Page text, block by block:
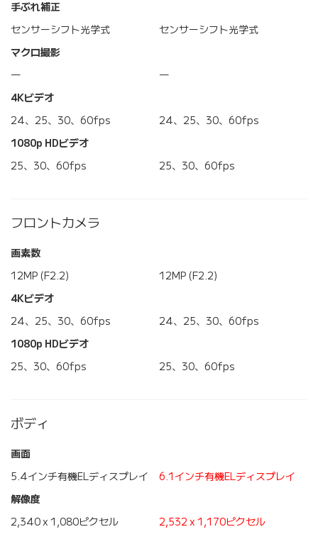
手ぶれ補正
センサーシフト光学式
センサーシフト光学式
マクロ撮影
―
―
4Kビデオ
24、25、30、60fps
24、25、30、60fps
1080p HDビデオ
25、30、60fps
25、30、60fps
フロントカメラ
画素数
12MP (F2.2)
12MP (F2.2)
4Kビデオ
24、25、30、60fps
24、25、30、60fps
1080p HDビデオ
25、30、60fps
25、30、60fps
ボディ
画面
5.4インチ有機ELディスプレイ
6.1インチ有機ELディスプレイ
解像度
2,340 x 1,080ピクセル
2,532 x 1,170ピクセル